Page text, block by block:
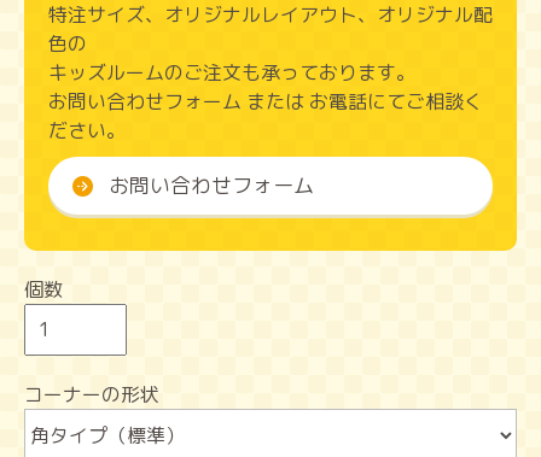
特注サイズ、オリジナルレイアウト、オリジナル配
色の
キッズルームのご注文も承っております。
お問い合わせフォーム または お電話にてご相談く
ださい。
お問い合わせフォーム
個数
コーナーの形状